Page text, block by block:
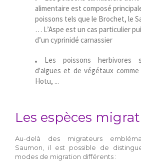
alimentaire est composé
poissons tels que le Brochet, le
… L’Aspe est un cas particulier
d’un cyprinidé carnassier
Les poissons herbivores
d'algues et de végétaux
Hotu, ...
Les espèces
Au-delà des migrateurs
Saumon, il est possible de
modes de migration différents :